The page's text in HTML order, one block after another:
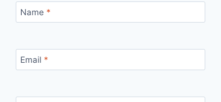
Name *
Email *